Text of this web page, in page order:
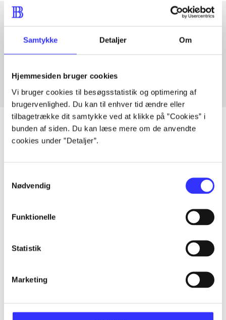
Samtykke Detaljer Om
Hjemmesiden bruger cookies
Vi bruger cookies til besøgsstatistik og optimering af
brugervenlighed. Du kan til enhver tid ændre eller
tilbagetrække dit samtykke ved at klikke på ”Cookies” i
bunden af siden. Du kan læse mere om de anvendte
cookies under ”Detaljer”.
Nødvendig
Funktionelle
Statistik
Marketing
Artikler med samme emner
Fra